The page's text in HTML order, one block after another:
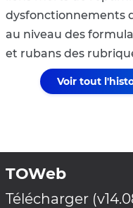
dysfonctionnements
au niveau des
et rubans des
Voir tout
TOWeb
Télécharger